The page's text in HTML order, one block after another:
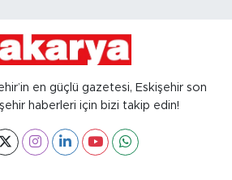
en güçlü gazetesi, Eskişehir son
haberleri için bizi takip edin!